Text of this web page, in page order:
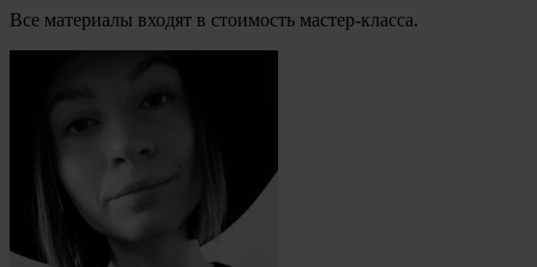
Все материалы входят в стоимость мастер-класса.